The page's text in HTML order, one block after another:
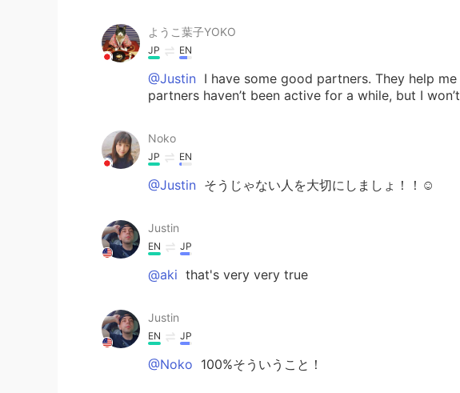
ようこ葉子YOKO
JP EN
@Justin I have some good partners. They help
partners haven’t been active for a while, but I
Noko
JP EN
@Justin そうじゃない人を大切にしましょ！！☺
Justin
EN JP
@aki that's very very true
Justin
EN JP
@Noko 100%そういうこと！